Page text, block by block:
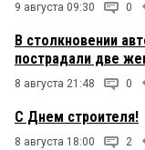
9 августа 09:30 0
В столкновении
пострадали две
8 августа 21:48 0
С Днем строителя!
8 августа 18:00 2